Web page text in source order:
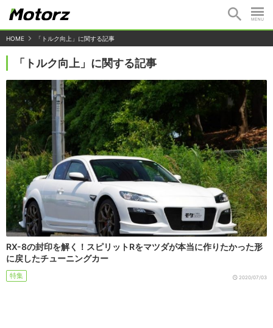
HOME 「トルク向上」に関する記事
「トルク向上」に関する記事
RX-8の封印を解く！スピリットRをマツダが本当に作りたかった形
に戻したチューニングカー
特集 2020/07/03